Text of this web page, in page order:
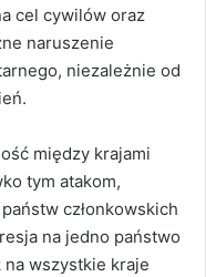
cel cywilów oraz
naruszenie
niezależnie od
między krajami
tym atakom,
członkowskich
na jedno państwo
wszystkie kraje